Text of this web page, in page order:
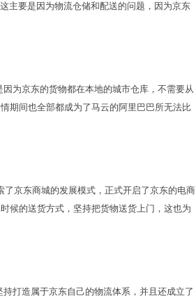
主要是因为物流仓储和配送的问题，因为京东
为京东的货物都在本地的城市仓库，不需要从
期间也全部都成为了马云的阿里巴巴所无法比
京东商城的发展模式，正式开启了京东的电商
候的送货方式，坚持把货物送货上门，这也为
打造属于京东自己的物流体系，并且还成立了